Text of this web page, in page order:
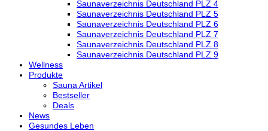
Saunaverzeichnis Deutschland PLZ 4
Saunaverzeichnis Deutschland PLZ 5
Saunaverzeichnis Deutschland PLZ 6
Saunaverzeichnis Deutschland PLZ 7
Saunaverzeichnis Deutschland PLZ 8
Saunaverzeichnis Deutschland PLZ 9
Wellness
Produkte
Sauna Artikel
Bestseller
Deals
News
Gesundes Leben